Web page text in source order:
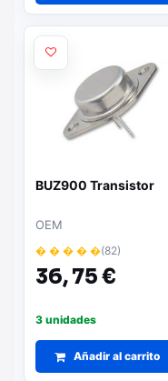
BUZ900 Transistor
OEM
� � � � �(82)
36,75 €
3 unidades
Añadir al carrito